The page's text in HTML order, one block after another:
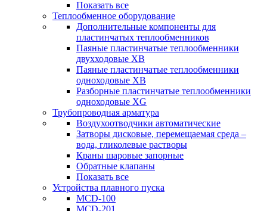
Показать все
Теплообменное оборудование
Дополнительные компоненты для
пластинчатых теплообменников
Паяные пластинчатые теплообменники
двухходовые XB
Паяные пластинчатые теплообменники
одноходовые ХВ
Разборные пластинчатые теплообменники
одноходовые ХG
Трубопроводная арматура
Воздухоотводчики автоматические
Затворы дисковые, перемещаемая среда –
вода, гликолевые растворы
Краны шаровые запорные
Обратные клапаны
Показать все
Устройства плавного пуска
MCD-100
MCD-201